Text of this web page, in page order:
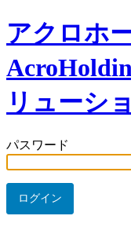
アクロホ
リューシ
パスワード